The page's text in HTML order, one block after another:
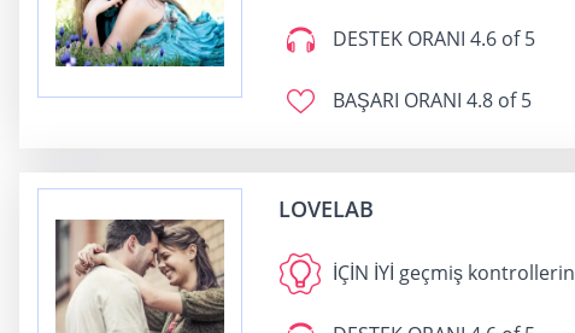
DESTEK ORANI 4.6 of 5
BAŞARI ORANI 4.8 of 5
LOVELAB
İÇİN İYİ geçmiş